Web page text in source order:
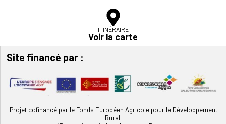
ITINÉRAIRE
Voir la carte
Site financé par :
Projet cofinancé par le Fonds Européen Agricole pour le Développement
Rural